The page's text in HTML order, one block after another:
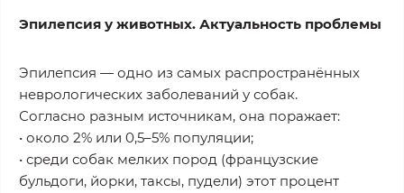
Эпилепсия у животных. Актуальность проблемы
Эпилепсия — одно из самых распространённых
неврологических заболеваний у собак.
Согласно разным источникам, она поражает:
• около 2% или 0,5–5% популяции;
• среди собак мелких пород (французские
бульдоги, йорки, таксы, пудели) этот процент